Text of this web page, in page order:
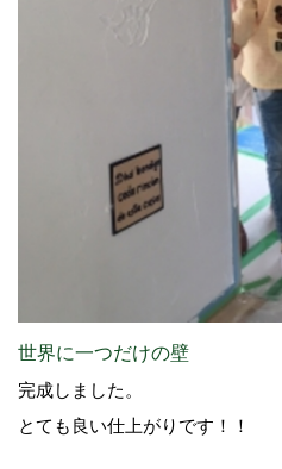
世界に一つだけの壁
完成しました。
とても良い仕上がりです！！